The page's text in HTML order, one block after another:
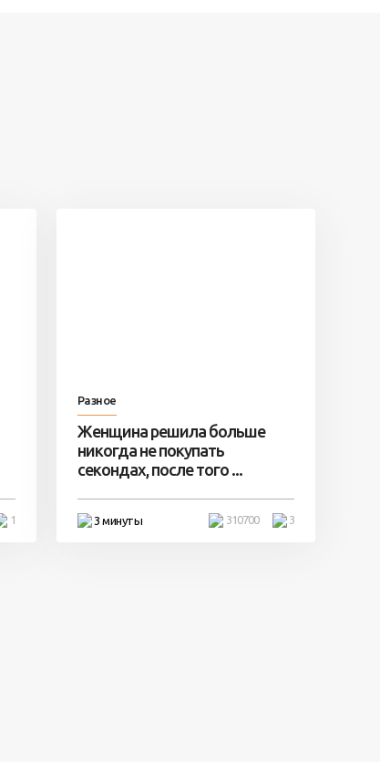
1
Разное
Женщина решила больше
никогда не покупать
секондах, после того ...
3 минуты 3
310700